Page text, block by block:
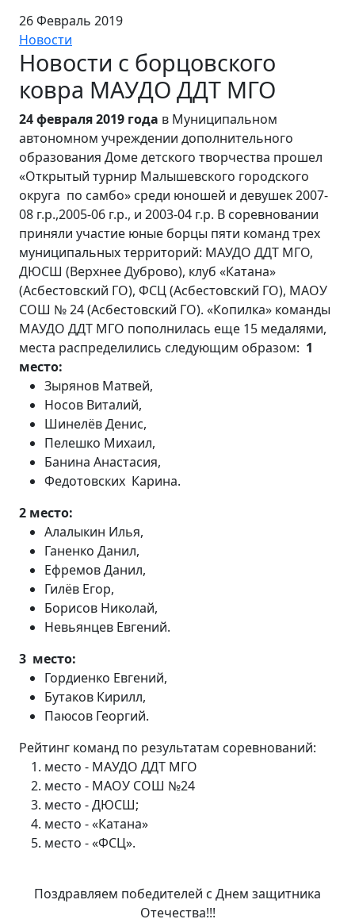
26 Февраль 2019
Новости
Новости с борцовского
ковра МАУДО ДДТ МГО
24 февраля 2019 года в Муниципальном
автономном учреждении дополнительного
образования Доме детского творчества прошел
«Открытый турнир Малышевского городского
округа по самбо» среди юношей и девушек 2007-
08 г.р.,2005-06 г.р., и 2003-04 г.р. В соревновании
приняли участие юные борцы пяти команд трех
муниципальных территорий: МАУДО ДДТ МГО,
ДЮСШ (Верхнее Дуброво), клуб «Катана»
(Асбестовский ГО), ФСЦ (Асбестовский ГО), МАОУ
СОШ № 24 (Асбестовский ГО). «Копилка» команды
МАУДО ДДТ МГО пополнилась еще 15 медалями,
места распределились следующим образом: 1
место:
Зырянов Матвей,
Носов Виталий,
Шинелёв Денис,
Пелешко Михаил,
Банина Анастасия,
Федотовских Карина.
2 место:
Алалыкин Илья,
Ганенко Данил,
Ефремов Данил,
Гилёв Егор,
Борисов Николай,
Невьянцев Евгений.
3 место:
Гордиенко Евгений,
Бутаков Кирилл,
Паюсов Георгий.
Рейтинг команд по результатам соревнований:
место - МАУДО ДДТ МГО
место - МАОУ СОШ №24
место - ДЮСШ;
место - «Катана»
место - «ФСЦ».
Поздравляем победителей с Днем защитника
Отечества!!!